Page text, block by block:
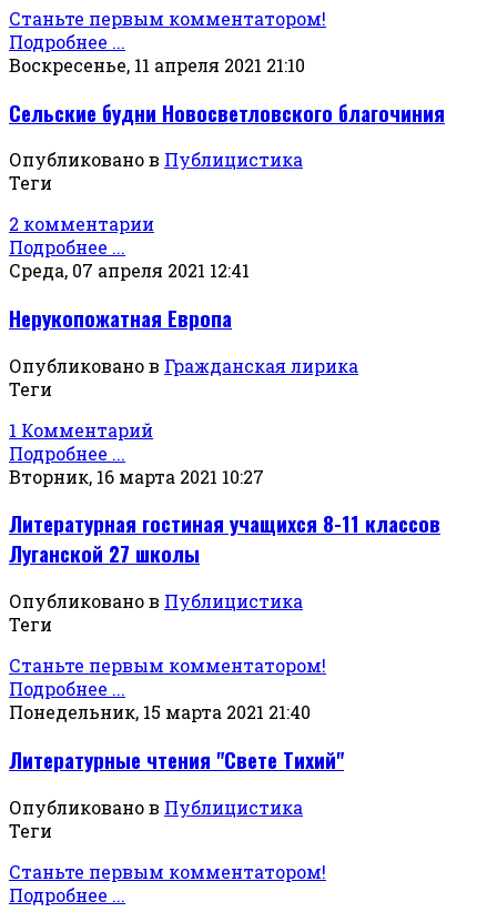
Станьте первым комментатором!
Подробнее ...
Воскресенье, 11 апреля 2021 21:10
Сельские будни Новосветловского благочиния
Опубликовано в Публицистика
Теги
2 комментарии
Подробнее ...
Среда, 07 апреля 2021 12:41
Нерукопожатная Европа
Опубликовано в Гражданская лирика
Теги
1 Комментарий
Подробнее ...
Вторник, 16 марта 2021 10:27
Литературная гостиная учащихся 8-11 классов
Луганской 27 школы
Опубликовано в Публицистика
Теги
Станьте первым комментатором!
Подробнее ...
Понедельник, 15 марта 2021 21:40
Литературные чтения "Свете Тихий"
Опубликовано в Публицистика
Теги
Станьте первым комментатором!
Подробнее ...